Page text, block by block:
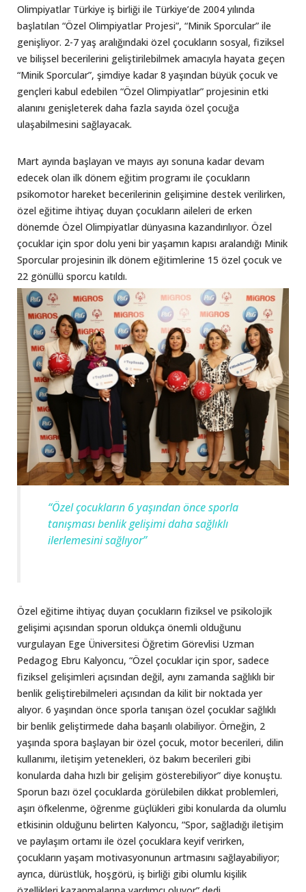
Olimpiyatlar Türkiye iş birliği ile Türkiye’de 2004 yılında
başlatılan “Özel Olimpiyatlar Projesi”, “Minik Sporcular” ile
genişliyor. 2-7 yaş aralığındaki özel çocukların sosyal, fiziksel
ve bilişsel becerilerini geliştirilebilmek amacıyla hayata geçen
“Minik Sporcular”, şimdiye kadar 8 yaşından büyük çocuk ve
gençleri kabul edebilen “Özel Olimpiyatlar” projesinin etki
alanını genişleterek daha fazla sayıda özel çocuğa
ulaşabilmesini sağlayacak.
Mart ayında başlayan ve mayıs ayı sonuna kadar devam
edecek olan ilk dönem eğitim programı ile çocukların
psikomotor hareket becerilerinin gelişimine destek verilirken,
özel eğitime ihtiyaç duyan çocukların aileleri de erken
dönemde Özel Olimpiyatlar dünyasına kazandırılıyor. Özel
çocuklar için spor dolu yeni bir yaşamın kapısı aralandığı Minik
Sporcular projesinin ilk dönem eğitimlerine 15 özel çocuk ve
22 gönüllü sporcu katıldı.
“Özel çocukların 6 yaşından önce sporla
tanışması benlik gelişimi daha sağlıklı
ilerlemesini sağlıyor”
Özel eğitime ihtiyaç duyan çocukların fiziksel ve psikolojik
gelişimi açısından sporun oldukça önemli olduğunu
vurgulayan Ege Üniversitesi Öğretim Görevlisi Uzman
Pedagog Ebru Kalyoncu, “Özel çocuklar için spor, sadece
fiziksel gelişimleri açısından değil, aynı zamanda sağlıklı bir
benlik geliştirebilmeleri açısından da kilit bir noktada yer
alıyor. 6 yaşından önce sporla tanışan özel çocuklar sağlıklı
bir benlik geliştirmede daha başarılı olabiliyor. Örneğin, 2
yaşında spora başlayan bir özel çocuk, motor becerileri, dilin
kullanımı, iletişim yetenekleri, öz bakım becerileri gibi
konularda daha hızlı bir gelişim gösterebiliyor” diye konuştu.
Sporun bazı özel çocuklarda görülebilen dikkat problemleri,
aşırı öfkelenme, öğrenme güçlükleri gibi konularda da olumlu
etkisinin olduğunu belirten Kalyoncu, “Spor, sağladığı iletişim
ve paylaşım ortamı ile özel çocuklara keyif verirken,
çocukların yaşam motivasyonunun artmasını sağlayabiliyor;
ayrıca, dürüstlük, hoşgörü, iş birliği gibi olumlu kişilik